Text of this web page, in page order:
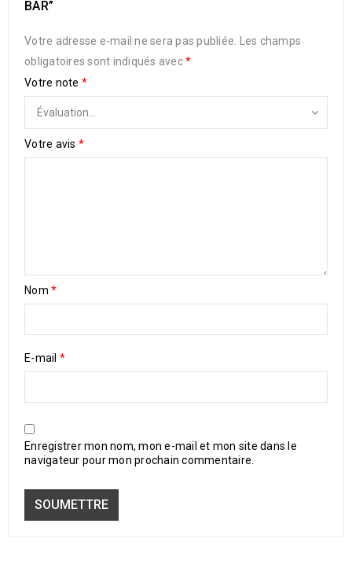
BAR”
Votre adresse e-mail ne sera pas publiée.
Les champs
obligatoires sont indiqués avec*
Votre note *
Votre avis *
Nom *
E-mail *
Enregistrer mon nom, mon e-mail et mon site dans le
navigateur pour mon prochain commentaire.